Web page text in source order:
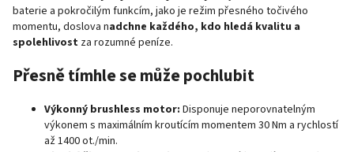
baterie a pokročilým funkcím, jako je režim přesného točivého
momentu, doslova nadchne každého, kdo hledá kvalitu a
spolehlivostza rozumné peníze.
Přesně tímhle se může pochlubit
Výkonný brushless motor: Disponuje neporovnatelným
výkonem s maximálním kroutícím momentem 30 Nm a rychlostí
až 1400 ot./min.